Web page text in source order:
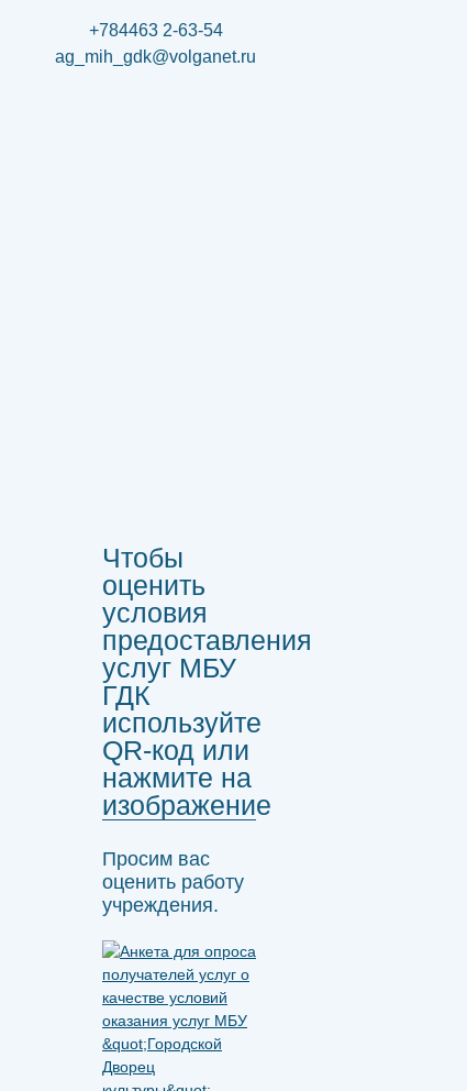
+784463 2-63-54
ag_mih_gdk@volganet.ru
Чтобы
оценить
условия
предоставления
услуг МБУ
ГДК
используйте
QR-код или
нажмите на
изображение
Просим вас
оценить работу
учреждения.